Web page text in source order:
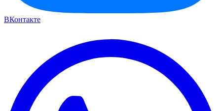
ВКонтакте